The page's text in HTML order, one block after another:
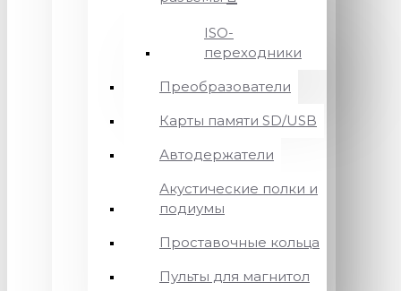
ISO-
переходники
Преобразователи
Карты памяти SD/USB
Автодержатели
Акустические полки и
подиумы
Проставочные кольца
Пульты для магнитол